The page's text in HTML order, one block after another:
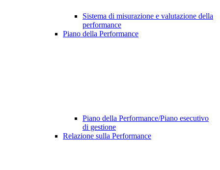
Sistema di misurazione e valutazione della
performance
Piano della Performance
Piano della Performance/Piano esecutivo
di gestione
Relazione sulla Performance